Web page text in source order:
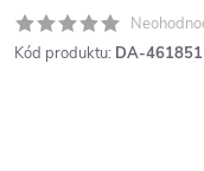
Kód produktu: DA-461851